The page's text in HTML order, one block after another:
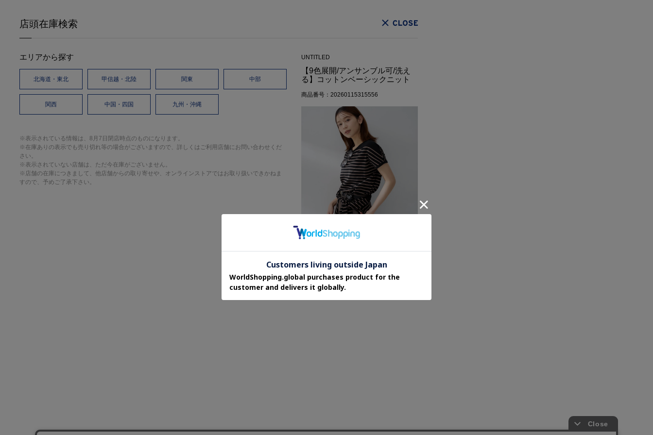
店頭在庫検索
エリアから探す
北海道・東北 甲信越・北陸 関東 中部
関西 中国・四国 九州・沖縄
※表示されている情報は、8月7日閉店時点のものになります。
※在庫ありの表示でも売り切れ等の場合がございますので、詳しくはご利用店舗にお問い合わせくだ
さい。
※表示されていない店舗は、ただ今在庫がございません。
※店舗の在庫につきまして、他店舗からの取り寄せや、オンラインストアではお取り扱いできかねま
すので、予めご了承下さい。
UNTITLED
【9色展開/アンサンブル可/洗え
る】コットンベーシックニット
商品番号：20260115315556